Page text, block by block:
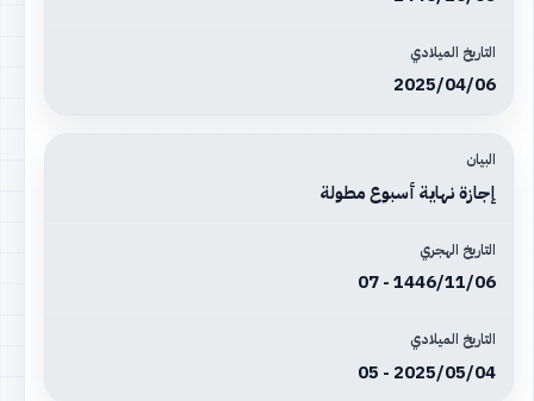
2025/04/06
إجازة نهاية أسبوع مطولة
1446/11/06 - 07
2025/05/04 - 05